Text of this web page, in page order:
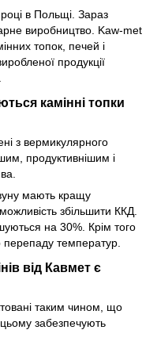
в Польщі. Зараз
виробництво. Kaw-met
топок, печей і
продукції
камінні топки
з вермикулярного
продуктивнішим і
мають кращу
збільшити ККД.
на 30%. Крім того
перепаду температур.
від Кавмет є
таким чином, що
забезпечують